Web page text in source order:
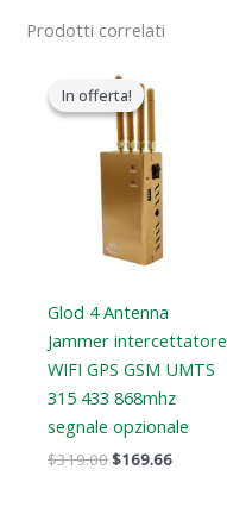
Prodotti correlati
In offerta!
In offerta!
Glod 4 Antenna
Jammer intercettatore
WIFI GPS GSM UMTS
315 433 868mhz
segnale opzionale
$319.00
prezzo
originale
era:
$319.00.
$169.66